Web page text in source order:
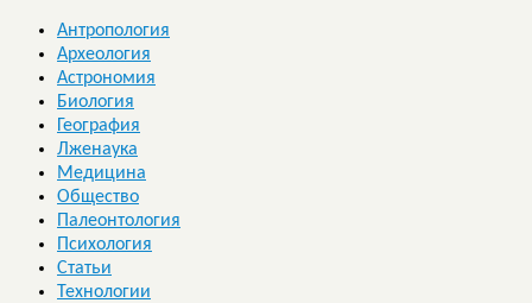
Антропология
Археология
Астрономия
Биология
География
Лженаука
Медицина
Общество
Палеонтология
Психология
Статьи
Технологии